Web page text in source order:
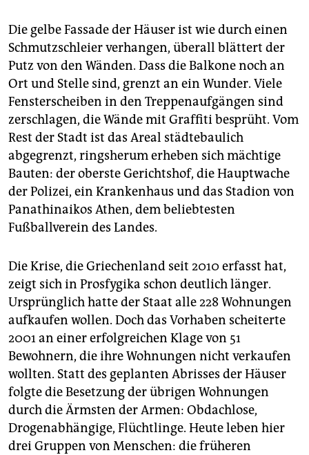
Die gelbe Fassade der Häuser ist wie durch einen
Schmutzschleier verhangen, überall blättert der
Putz von den Wänden. Dass die Balkone noch an
Ort und Stelle sind, grenzt an ein Wunder. Viele
Fensterscheiben in den Treppenaufgängen sind
zerschlagen, die Wände mit Graffiti besprüht. Vom
Rest der Stadt ist das Areal städtebaulich
abgegrenzt, ringsherum erheben sich mächtige
Bauten: der oberste Gerichtshof, die Hauptwache
der Polizei, ein Krankenhaus und das Stadion von
Panathinaikos Athen, dem beliebtesten
Fußballverein des Landes.
Die Krise, die Griechenland seit 2010 erfasst hat,
zeigt sich in Prosfygika schon deutlich länger.
Ursprünglich hatte der Staat alle 228 Wohnungen
aufkaufen wollen. Doch das Vorhaben scheiterte
2001 an einer erfolgreichen Klage von 51
Bewohnern, die ihre Wohnungen nicht verkaufen
wollten. Statt des geplanten Abrisses der Häuser
folgte die Besetzung der übrigen Wohnungen
durch die Ärmsten der Armen: Obdachlose,
Drogenabhängige, Flüchtlinge. Heute leben hier
drei Gruppen von Menschen: die früheren